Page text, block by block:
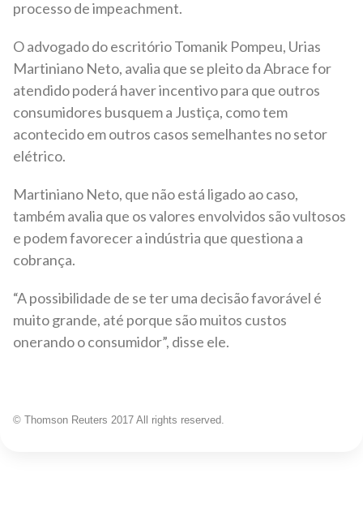
processo de impeachment.
O advogado do escritório Tomanik Pompeu, Urias
Martiniano Neto, avalia que se pleito da Abrace for
atendido poderá haver incentivo para que outros
consumidores busquem a Justiça, como tem
acontecido em outros casos semelhantes no setor
elétrico.
Martiniano Neto, que não está ligado ao caso,
também avalia que os valores envolvidos são vultosos
e podem favorecer a indústria que questiona a
cobrança.
“A possibilidade de se ter uma decisão favorável é
muito grande, até porque são muitos custos
onerando o consumidor”, disse ele.
© Thomson Reuters 2017 All rights reserved.